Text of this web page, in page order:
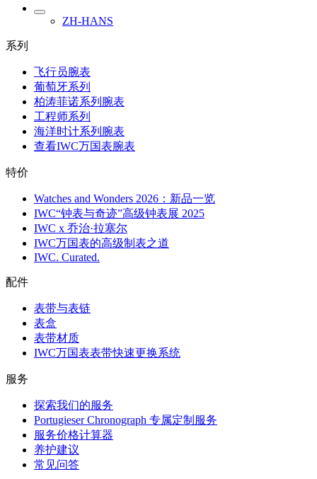
ZH-HANS
系列
飞行员腕表
葡萄牙系列
柏涛菲诺系列腕表
工程师系列
海洋时计系列腕表
查看IWC万国表腕表
特价
Watches and Wonders 2026：新品一览
IWC“钟表与奇迹”高级钟表展 2025
IWC x 乔治·拉塞尔
IWC万国表的高级制表之道
IWC. Curated.
配件
表带与表链
表盒
表带材质
IWC万国表表带快速更换系统
服务
探索我们的服务
Portugieser Chronograph 专属定制服务
服务价格计算器
养护建议
常见问答